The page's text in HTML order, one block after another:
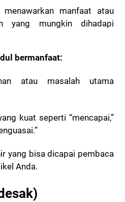
manfaat atau
yang mungkin dihadapi
bermanfaat:
atau masalah utama
kuat seperti “mencapai,”
yang bisa dicapai pembaca
Anda.